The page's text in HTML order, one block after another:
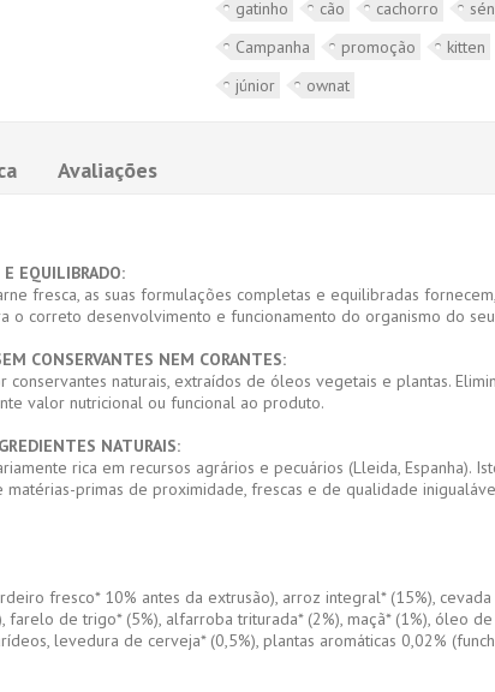
gatinho
cão cachorro
Campanha
promoção kitten
júnior
ownat
Avaliações
EQUILIBRADO:
fresca, as suas formulações completas e equilibradas
o correto desenvolvimento e funcionamento do organismo do
CONSERVANTES NEM CORANTES:
conservantes naturais, extraídos de óleos vegetais e plantas.
valor nutricional ou funcional ao produto.
NATURAIS:
rica em recursos agrários e pecuários (Lleida,
matérias-primas de proximidade, frescas e de qualidade
fresco* 10% antes da extrusão), arroz integral* (15%),
farelo de trigo* (5%), alfarroba triturada* (2%), maçã* (1%), óleo
levedura de cerveja* (0,5%), plantas aromáticas 0,02%